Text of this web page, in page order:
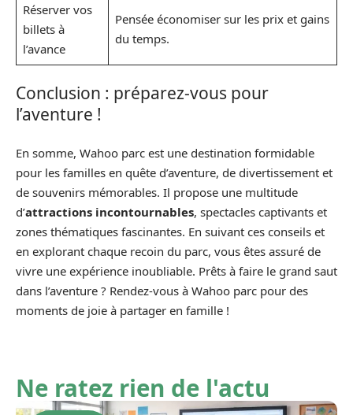
Réserver vos
billets à
l’avance
Pensée économiser sur les prix et gains
du temps.
Conclusion : préparez-vous pour
l’aventure !
En somme, Wahoo parc est une destination formidable
pour les familles en quête d’aventure, de divertissement et
de souvenirs mémorables. Il propose une multitude
d’attractions incontournables, spectacles captivants et
zones thématiques fascinantes. En suivant ces conseils et
en explorant chaque recoin du parc, vous êtes assuré de
vivre une expérience inoubliable. Prêts à faire le grand saut
dans l’aventure ? Rendez-vous à Wahoo parc pour des
moments de joie à partager en famille !
Ne ratez rien de l'actu